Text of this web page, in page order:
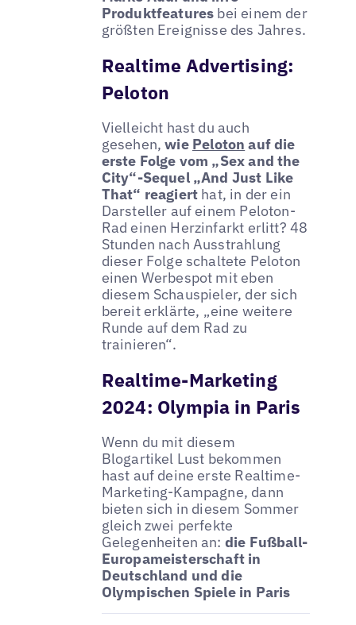
Produktfeatures bei einem der
größten Ereignisse des Jahres.
Realtime Advertising:
Peloton
Vielleicht hast du auch
gesehen,wie Peloton auf die
erste Folge vom „Sex and the
City“-Sequel „And Just Like
That“ reagiert hat, in der ein
Darsteller auf einem Peloton-
Rad einen Herzinfarkt erlitt? 48
Stunden nach Ausstrahlung
dieser Folge schaltete Peloton
einen Werbespot mit eben
diesem Schauspieler, der sich
bereit erklärte, „eine weitere
Runde auf dem Rad zu
trainieren“.
Realtime-Marketing
2024: Olympia in Paris
Wenn du mit diesem
Blogartikel Lust bekommen
hast auf deine erste Realtime-
Marketing-Kampagne, dann
bieten sich in diesem Sommer
gleich zwei perfekte
Gelegenheiten an: die Fußball-
Europameisterschaft in
Deutschland und die
Olympischen Spiele in Paris